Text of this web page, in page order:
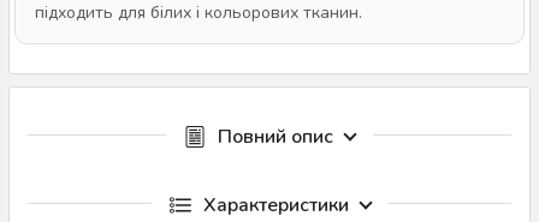
підходить для білих і кольорових тканин.
Повний опис
Характеристики